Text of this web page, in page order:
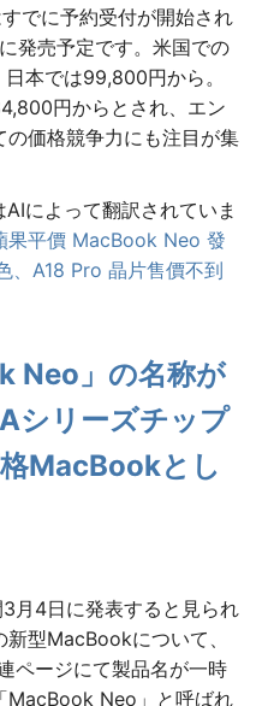
でに予約受付が開始され
発売予定です。米国での
本では99,800円から。
円からとされ、エン
の価格競争力にも注目が集
によって翻訳されていま
果平價 MacBook Neo 發
、A18 Pro 晶片售價不到
Neo」の名称が
シリーズチップ
MacBookとし
月4日に発表すると見られ
型MacBookについて、
ページにて製品名が一時
MacBook Neo」と呼ばれ